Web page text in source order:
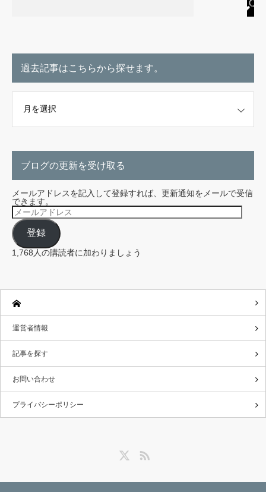
過去記事はこちらから探せます。
ブログの更新を受け取る
メールアドレスを記入して登録すれば、更新通知をメールで受信
できます。
メ
ー
ル
ア
ド
レ
ス
登録
1,768人の購読者に加わりましょう
運営者情報
記事を探す
お問い合わせ
プライバシーポリシー